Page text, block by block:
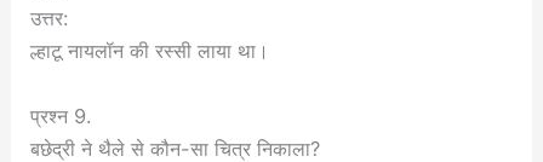
उत्तर:
ल्हाटू नायलॉन की रस्सी लाया था।
प्रश्न 9.
बछेद्री ने थैले से कौन-सा चित्र निकाला?